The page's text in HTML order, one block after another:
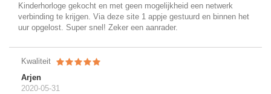
Kinderhorloge gekocht en met geen mogelijkheid een netwerk
verbinding te krijgen. Via deze site 1 appje gestuurd en binnen het
uur opgelost. Super snel! Zeker een aanrader.
Kwaliteit
Arjen
2020-05-31